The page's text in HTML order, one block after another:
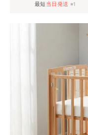
最短 当日発送 ※1